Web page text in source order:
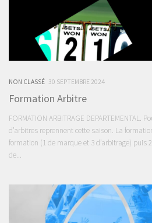
NON CLASSÉ 30 SEPTEMBRE 2024
Formation Arbitre
FORMATION ARBITRAGE DEPARTEMENTAL.
d’arbitres reprennent cette saison. La
formation (1 de marque et 3 d’arbitrage) puis
de...